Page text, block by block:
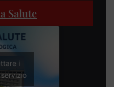
Salute
i